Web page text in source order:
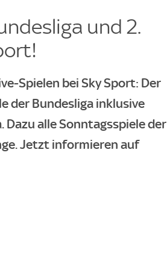
und 2.
Spielen bei Sky Sport: Der
der Bundesliga inklusive
alle Sonntagsspiele der
Jetzt informieren auf